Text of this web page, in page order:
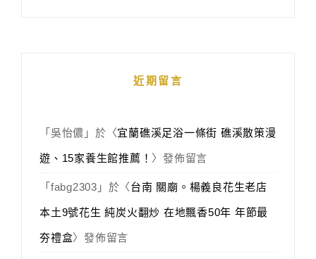
近期留言
「 吳怡儂 」於〈宜蘭礁溪足浴一條街 礁溪散策漫
遊、15家養生館推薦！ 〉發佈留言
「 fabg2303 」於〈台南 關廟。楊義良花生老店
本土9號花生 純炭火翻炒 在地飄香50年 年節最
夯禮盒〉發佈留言